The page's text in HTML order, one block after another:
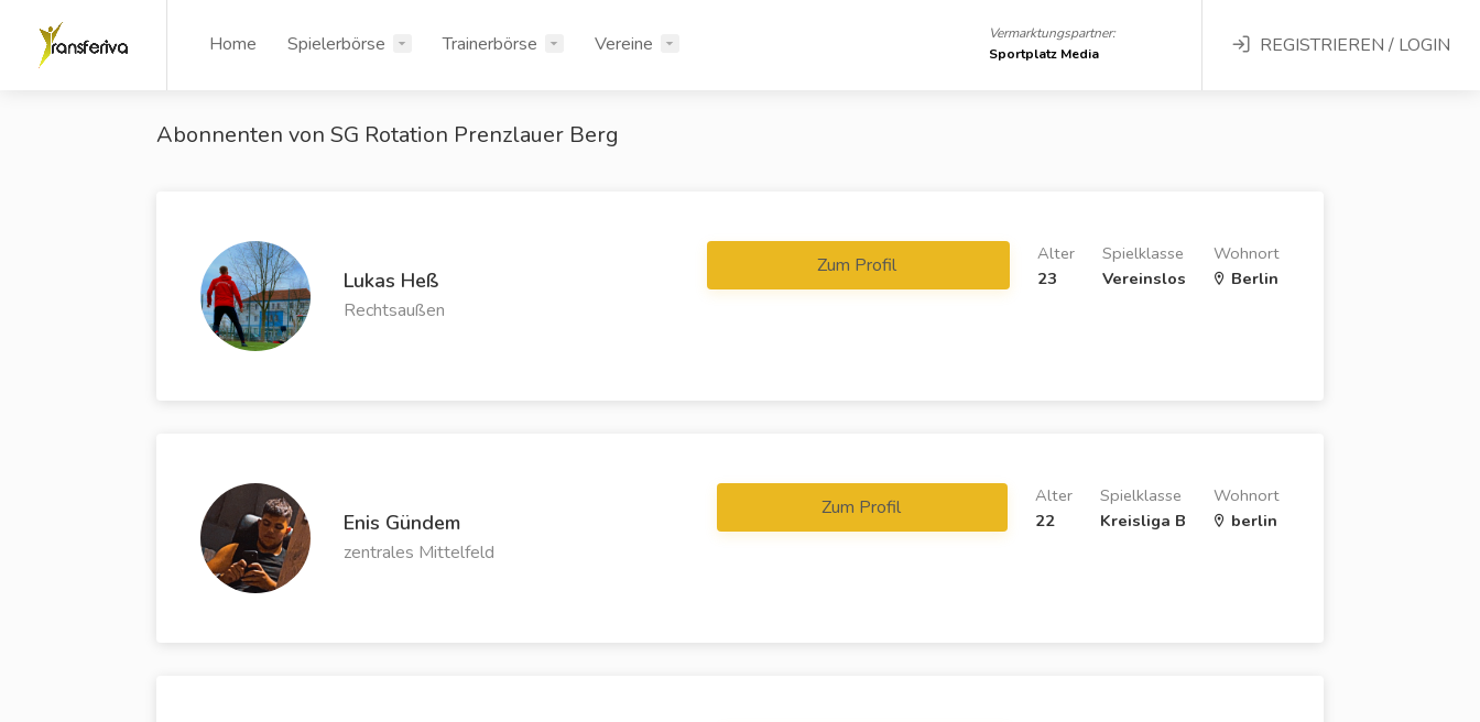
Home Spielerbörse Trainerbörse Vereine
Vermarktungspartner:
Sportplatz Media
REGISTRIEREN / LOGIN
Abonnenten von SG Rotation Prenzlauer Berg
Lukas Heß
Rechtsaußen
Wohnort
Berlin
Spielklasse
Vereinslos
Alter
23
Zum Profil
Enis Gündem
zentrales Mittelfeld
Wohnort
berlin
Spielklasse
Kreisliga B
Alter
22
Zum Profil